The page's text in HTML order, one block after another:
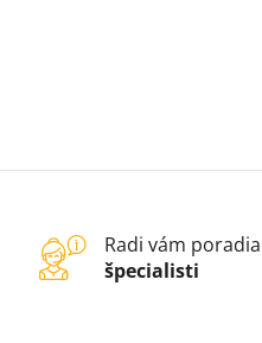
Radi vám poradia
špecialisti